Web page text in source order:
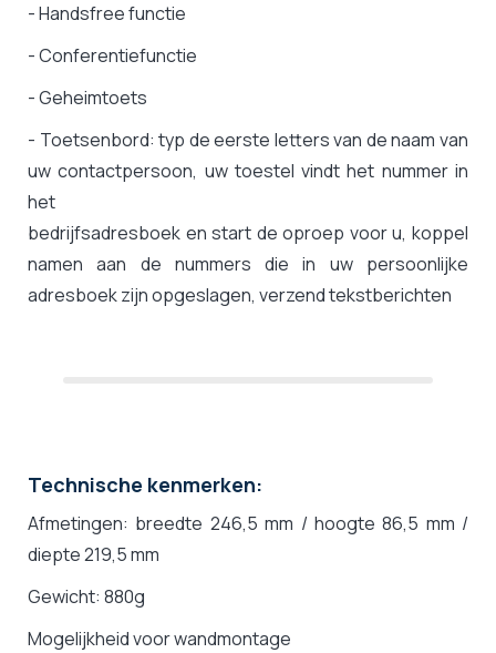
- Handsfree functie
- Conferentiefunctie
- Geheimtoets
- Toetsenbord: typ de eerste letters van de naam van
uw contactpersoon, uw toestel vindt het nummer in
het
bedrijfsadresboek en start de oproep voor u, koppel
namen aan de nummers die in uw persoonlijke
adresboek zijn opgeslagen, verzend tekstberichten
Technische kenmerken:
Afmetingen: breedte 246,5 mm / hoogte 86,5 mm /
diepte 219,5 mm
Gewicht: 880g
Mogelijkheid voor wandmontage